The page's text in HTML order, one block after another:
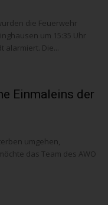
die Feuerwehr
um 15:35 Uhr
Die...
Einmaleins der
umgehen,
das Team des AWO